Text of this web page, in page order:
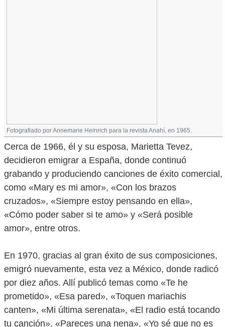
Fotografiado por Annemarie Heinrich para la revista Anahí, en 1965.
Cerca de 1966, él y su esposa, Marietta Tevez,
decidieron emigrar a España, donde continuó
grabando y produciendo canciones de éxito comercial,
como «Mary es mi amor», «Con los brazos
cruzados», «Siempre estoy pensando en ella»,
«Cómo poder saber si te amo» y «Será posible
amor», entre otros.
En 1970, gracias al gran éxito de sus composiciones,
emigró nuevamente, esta vez a México, donde radicó
por diez años. Allí publicó temas como «Te he
prometido», «Esa pared», «Toquen mariachis
canten», «Mi última serenata», «El radio está tocando
tu canción», «Pareces una nena», «Yo sé que no es